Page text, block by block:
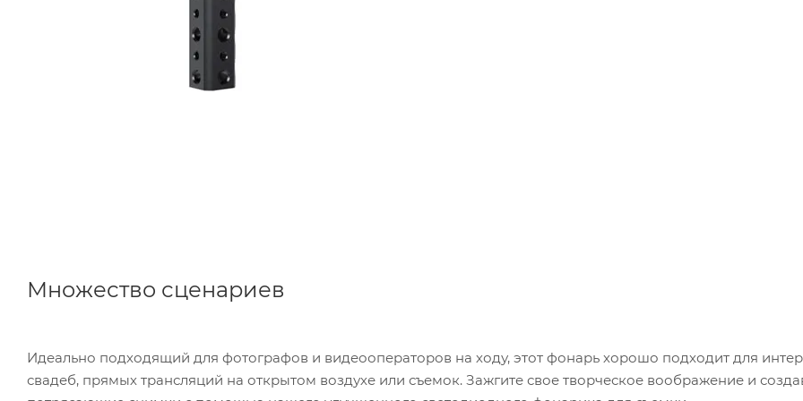
Множество сценариев
Идеально подходящий для фотографов и видеооператоров на ходу, этот фонарь хорошо подходит для
свадеб, прямых трансляций на открытом воздухе или съемок. Зажгите свое творческое воображение и